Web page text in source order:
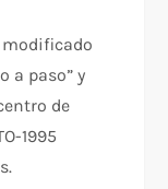
modificado
a paso” y
de
1995